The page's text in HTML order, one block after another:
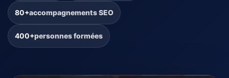
80+accompagnements SEO
400+personnes formées